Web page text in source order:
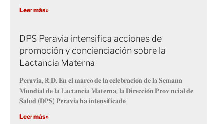
Leer más »
DPS Peravia intensifica acciones de
promoción y concienciación sobre la
Lactancia Materna
𝐏𝐞𝐫𝐚𝐯𝐢𝐚, 𝐑.𝐃. 𝐄𝐧 𝐞𝐥 𝐦𝐚𝐫𝐜𝐨 𝐝𝐞 𝐥𝐚 𝐜𝐞𝐥𝐞𝐛𝐫𝐚𝐜𝐢𝐨́𝐧 𝐝𝐞 𝐥𝐚 𝐒𝐞𝐦𝐚𝐧𝐚
𝐌𝐮𝐧𝐝𝐢𝐚𝐥 𝐝𝐞 𝐥𝐚 𝐋𝐚𝐜𝐭𝐚𝐧𝐜𝐢𝐚 𝐌𝐚𝐭𝐞𝐫𝐧𝐚, 𝐥𝐚 𝐃𝐢𝐫𝐞𝐜𝐜𝐢𝐨́𝐧 𝐏𝐫𝐨𝐯𝐢𝐧𝐜𝐢𝐚𝐥 𝐝𝐞
𝐒𝐚𝐥𝐮𝐝 (𝐃𝐏𝐒) 𝐏𝐞𝐫𝐚𝐯𝐢𝐚 𝐡𝐚 𝐢𝐧𝐭𝐞𝐧𝐬𝐢𝐟𝐢𝐜𝐚𝐝𝐨
Leer más »